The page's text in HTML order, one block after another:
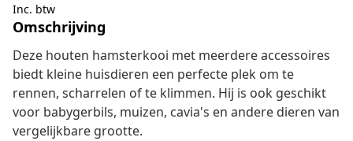
Inc. btw
Omschrijving
Deze houten hamsterkooi met meerdere accessoires
biedt kleine huisdieren een perfecte plek om te
rennen, scharrelen of te klimmen. Hij is ook geschikt
voor babygerbils, muizen, cavia's en andere dieren van
vergelijkbare grootte.